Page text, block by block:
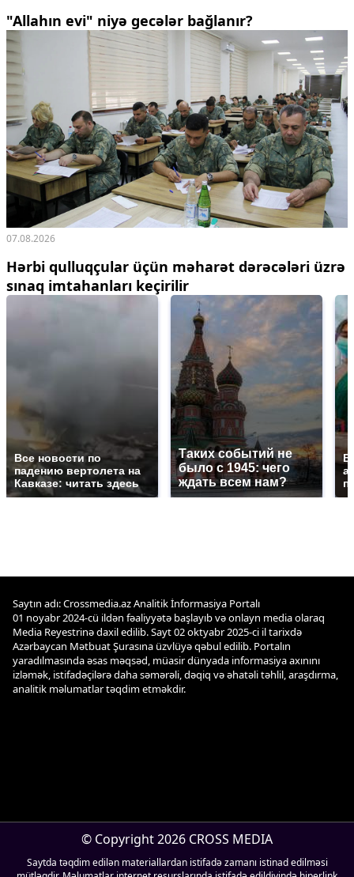
"Allahın evi" niyə gecələr bağlanır?
07.08.2026
Hərbi qulluqçular üçün məharət dərəcələri üzrə
sınaq imtahanları keçirilir
Все новости по
падению вертолета на
Кавказе: читать здесь
Таких событий не
было с 1945: чего
ждать всем нам?
В
Saytın adı: Crossmedia.az Analitik İnformasiya Portalı
01 noyabr 2024-cü ildən fəaliyyətə başlayıb və onlayn media olaraq
Media Reyestrinə daxil edilib. Sayt 02 oktyabr 2025-ci il tarixdə
Azərbaycan Mətbuat Şurasına üzvlüyə qəbul edilib. Portalın
yaradılmasında əsas məqsəd, müasir dünyada informasiya axınını
izləmək, istifadəçilərə daha səmərəli, dəqiq və əhatəli təhlil, araşdırma,
analitik məlumatlar təqdim etməkdir.
© Copyright 2026 CROSS MEDIA
Saytda təqdim edilən materiallardan istifadə zamanı istinad edilməsi